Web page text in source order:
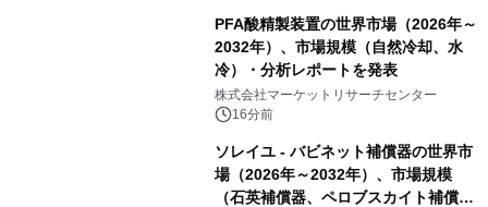
PFA酸精製装置の世界市場（2026年～
2032年）、市場規模（自然冷却、水
冷）・分析レポートを発表
株式会社マーケットリサーチセンター
16分前
ソレイユ - バビネット補償器の世界市
場（2026年～2032年）、市場規模
（石英補償器、ペロブスカイト補償